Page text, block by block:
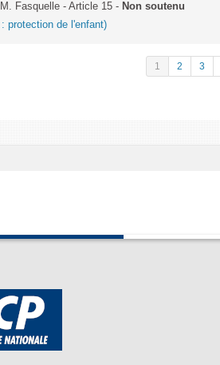
Fasquelle - Article 15 - Non soutenu
protection de l'enfant)
1 2 3